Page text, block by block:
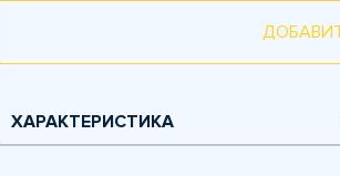
ХАРАКТЕРИСТИКА